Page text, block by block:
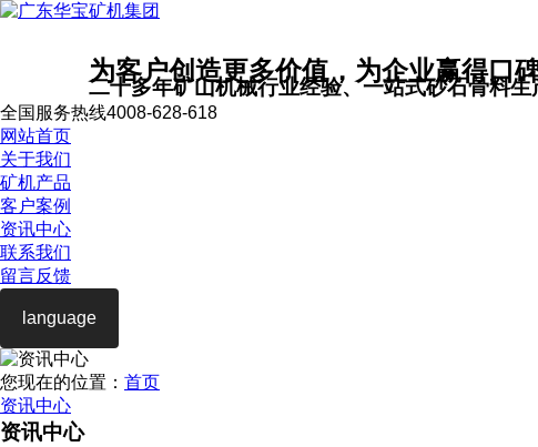
为客户创造更多价值，为企业赢得口
二十多年矿山机械行业经验、一站式砂石骨料
全国服务热线4008-628-618
网站首页
关于我们
矿机产品
客户案例
资讯中心
联系我们
留言反馈
language
您现在的位置： 首页
资讯中心
资讯中心